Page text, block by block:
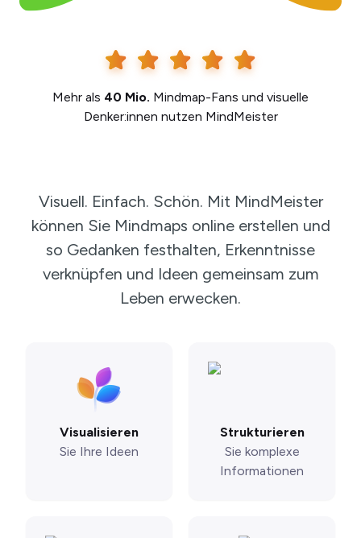
Mehr als 40 Mio. Mindmap-Fans und visuelle
Denker:innen nutzen MindMeister
Visuell. Einfach. Schön. Mit MindMeister
können Sie Mindmaps online erstellen und
so Gedanken festhalten, Erkenntnisse
verknüpfen und Ideen gemeinsam zum
Leben erwecken.
Visualisieren
Sie Ihre Ideen
Strukturieren
Sie komplexe
Informationen